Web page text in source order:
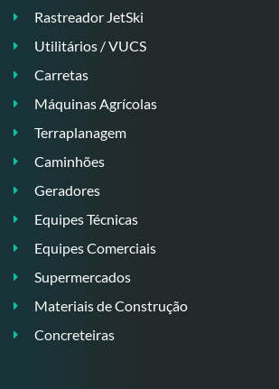
Rastreador JetSki
Utilitários / VUCS
Carretas
Máquinas Agrícolas
Terraplanagem
Caminhões
Geradores
Equipes Técnicas
Equipes Comerciais
Supermercados
Materiais de Construção
Concreteiras